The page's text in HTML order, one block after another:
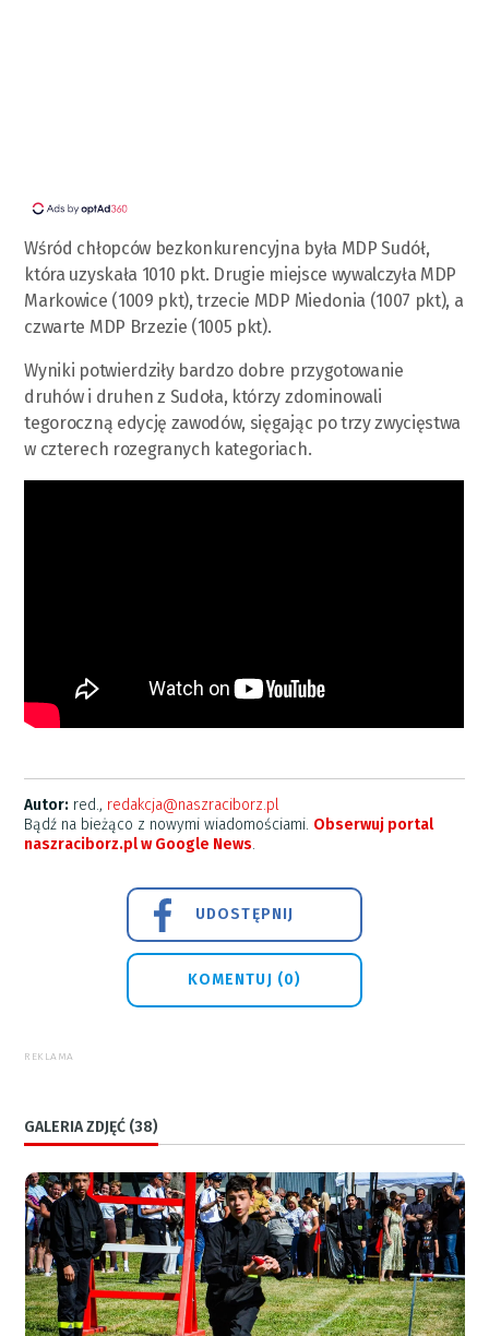
Wśród chłopców bezkonkurencyjna była MDP Sudół,
która uzyskała 1010 pkt. Drugie miejsce wywalczyła MDP
Markowice (1009 pkt), trzecie MDP Miedonia (1007 pkt), a
czwarte MDP Brzezie (1005 pkt).
Wyniki potwierdziły bardzo dobre przygotowanie
druhów i druhen z Sudoła, którzy zdominowali
tegoroczną edycję zawodów, sięgając po trzy zwycięstwa
w czterech rozegranych kategoriach.
Autor: red., redakcja@naszraciborz.pl
Bądź na bieżąco z nowymi wiadomościami. Obserwuj portal
naszraciborz.pl w Google News.
UDOSTĘPNIJ
KOMENTUJ (0)
REKLAMA
GALERIA ZDJĘĆ (38)